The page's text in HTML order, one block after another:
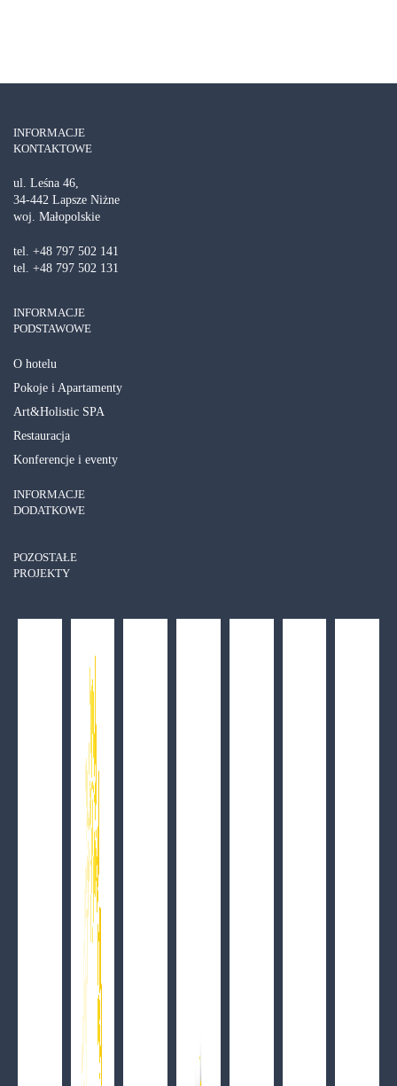
Relaks i ukojenie we dwoje
ZOBACZ SZCZEGÓŁY
Voucher – podaruj szczęście
Wigilia w NoName
ZOBACZ SZCZEGÓŁY
INFORMACJE
KONTAKTOWE
ul. Leśna 46,
34-442 Lapsze Niżne
woj. Małopolskie
tel. +48 797 502 141
tel. +48 797 502 131
INFORMACJE
PODSTAWOWE
O hotelu
Pokoje i Apartamenty
Art&Holistic SPA
Restauracja
Konferencje i eventy
INFORMACJE
DODATKOWE
POZOSTAŁE
PROJEKTY